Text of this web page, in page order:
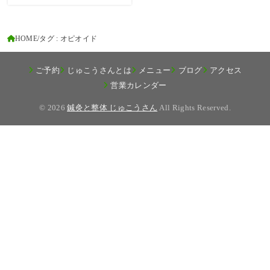
HOME タグ : オピオイド
ご予約 じゅこうさんとは メニュー ブログ
アクセス
営業カレンダー
© 2026鍼灸と整体 じゅこうさん All Rights Reserved.